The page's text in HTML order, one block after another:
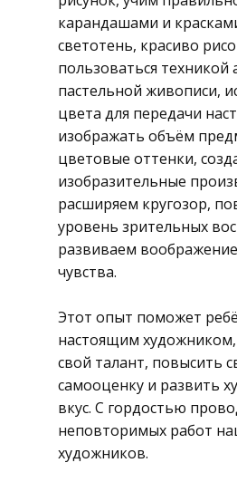
карандашами и
светотень, красиво
пользоваться техникой
пастельной живописи,
цвета для передачи
изображать объём
цветовые оттенки,
изобразительные
расширяем кругозор,
уровень зрительных
развиваем
чувства.
Этот опыт поможет
настоящим
свой талант, повысить
самооценку и развить
вкус. С гордостью
неповторимых работ
художников.